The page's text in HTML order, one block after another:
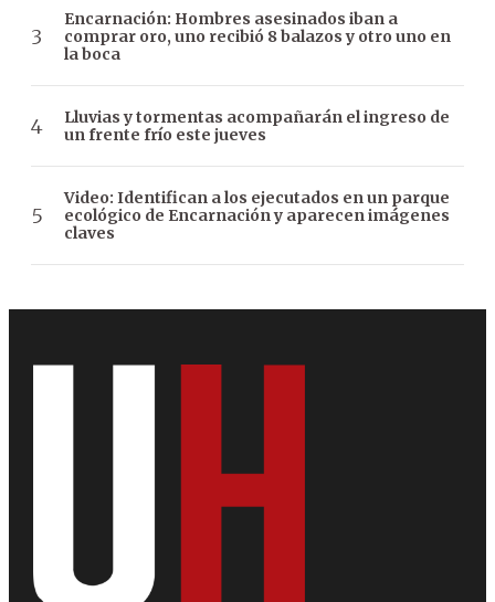
Encarnación: Hombres asesinados iban a
comprar oro, uno recibió 8 balazos y otro uno en
la boca
Lluvias y tormentas acompañarán el ingreso de
un frente frío este jueves
Video: Identifican a los ejecutados en un parque
ecológico de Encarnación y aparecen imágenes
claves